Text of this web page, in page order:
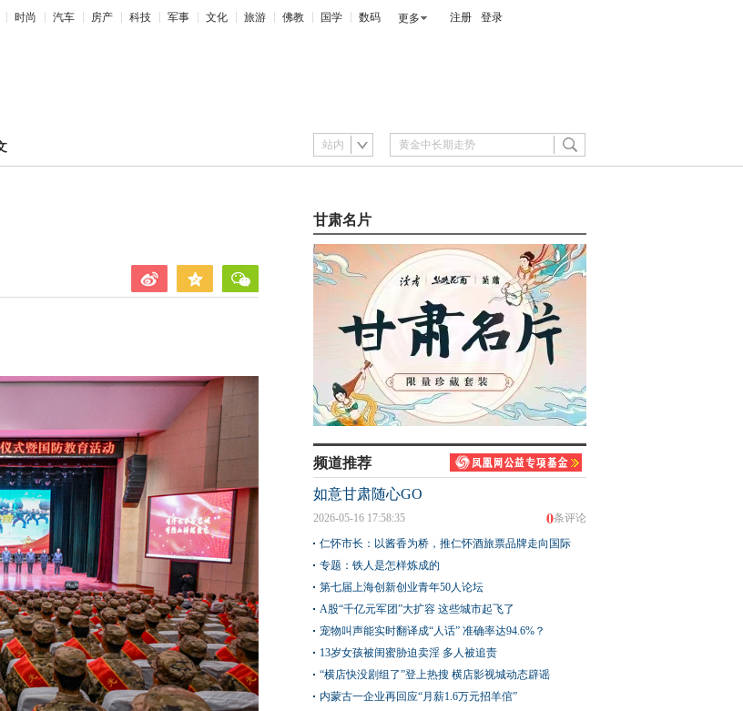
时尚 汽车 房产 科技 军事 文化 旅游 佛教 国学 数码 更多 注册 登录
站内
甘肃名片
频道推荐
如意甘肃随心GO
0条评论
2026-05-16 17:58:35
仁怀市长：以酱香为桥，推仁怀酒旅票品牌走向国际
专题：铁人是怎样炼成的
第七届上海创新创业青年50人论坛
A股“千亿元军团”大扩容 这些城市起飞了
宠物叫声能实时翻译成“人话” 准确率达94.6%？
13岁女孩被闺蜜胁迫卖淫 多人被追责
“横店快没剧组了”登上热搜 横店影视城动态辟谣
内蒙古一企业再回应“月薪1.6万元招羊倌”